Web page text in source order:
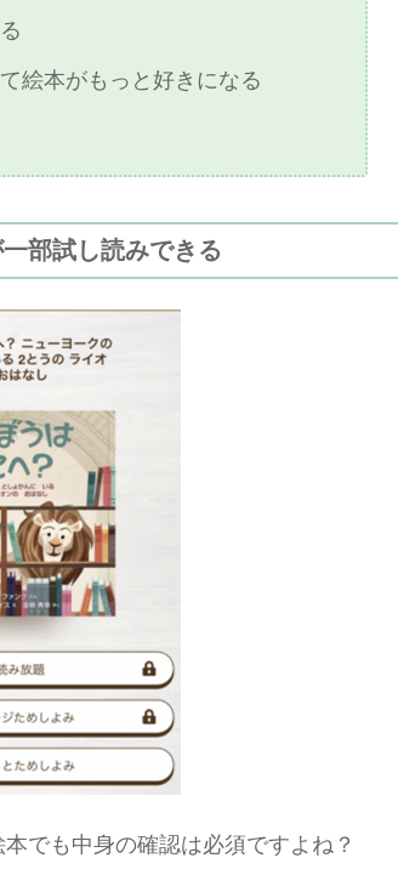
絵本がもっと好きになる
部試し読みできる
でも中身の確認は必須ですよね？